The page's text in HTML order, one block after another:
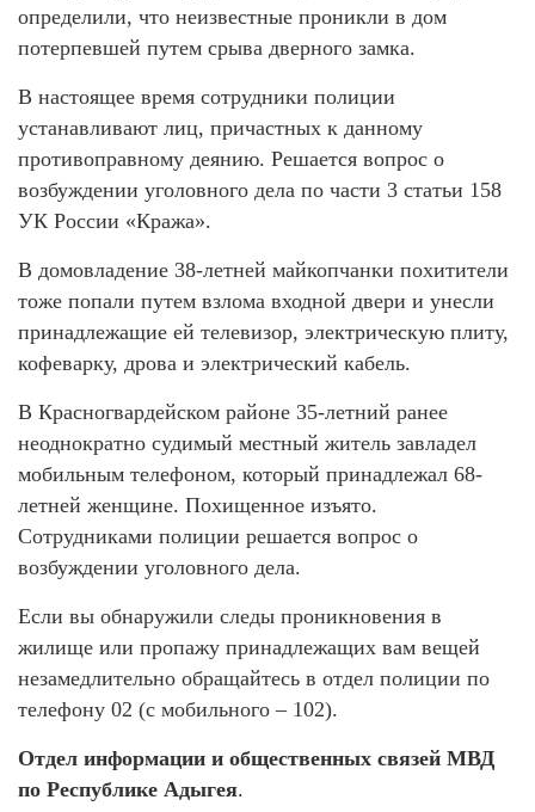
определили, что неизвестные проникли в дом
потерпевшей путем срыва дверного замка.
В настоящее время сотрудники полиции
устанавливают лиц, причастных к данному
противоправному деянию. Решается вопрос о
возбуждении уголовного дела по части 3 статьи 158
УК России «Кража».
В домовладение 38-летней майкопчанки похитители
тоже попали путем взлома входной двери и унесли
принадлежащие ей телевизор, электрическую плиту,
кофеварку, дрова и электрический кабель.
В Красногвардейском районе 35-летний ранее
неоднократно судимый местный житель завладел
мобильным телефоном, который принадлежал 68-
летней женщине. Похищенное изъято.
Сотрудниками полиции решается вопрос о
возбуждении уголовного дела.
Если вы обнаружили следы проникновения в
жилище или пропажу принадлежащих вам вещей
незамедлительно обращайтесь в отдел полиции по
телефону 02 (с мобильного – 102).
Отдел информации и общественных связей МВД
по Республике Адыгея.